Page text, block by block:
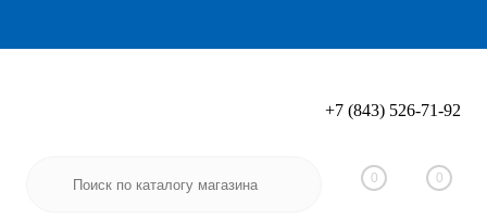
Вход Регистрация
+7 (843) 526-71-92
0 0